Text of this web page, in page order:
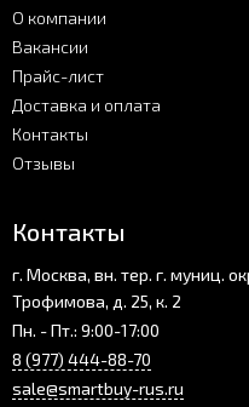
О компании
Вакансии
Прайс-лист
Доставка и оплата
Контакты
Отзывы
Контакты
г. Москва, вн. тер. г. муниц.
Трофимова, д. 25, к. 2
Пн. - Пт.: 9:00-17:00
8 (977) 444-88-70
sale@smartbuy-rus.ru